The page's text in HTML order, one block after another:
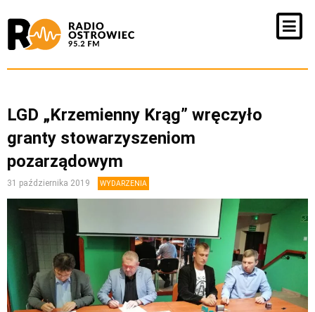
LGD „Krzemienny Krąg” wręczyło
granty stowarzyszeniom
pozarządowym
31 października 2019 WYDARZENIA